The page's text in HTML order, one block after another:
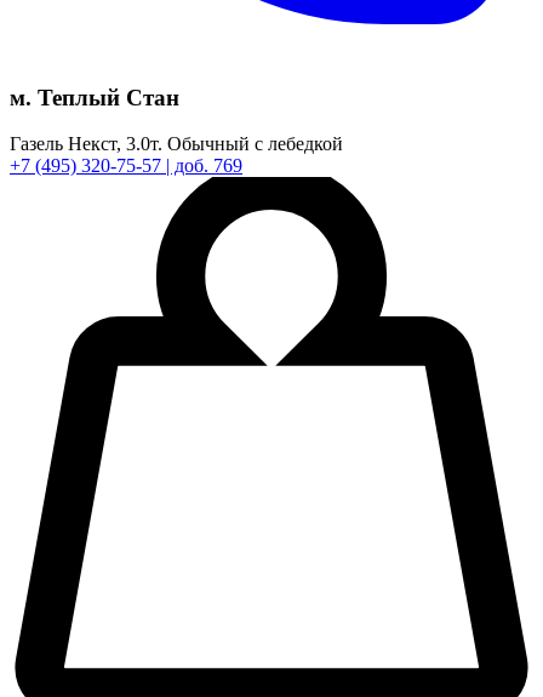
м. Теплый Стан
Газель Некст, 3.0т. Обычный с лебедкой
+7 (495) 320-75-57 | доб. 769